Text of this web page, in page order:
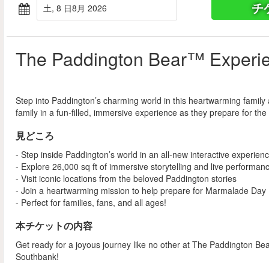
土, 8 日8月 2026
チ
The Paddington Bear™
Step into Paddington’s charming world in this heartwarming
family in a fun-filled, immersive experience as they prepare for
見どころ
- Step inside Paddington’s world in an all-new interactive
- Explore 26,000 sq ft of immersive storytelling and live
- Visit iconic locations from the beloved Paddington stories
- Join a heartwarming mission to help prepare for Marmalade Day
- Perfect for families, fans, and all ages!
本チケットの内容
Get ready for a joyous journey like no other at The Paddington
Southbank!